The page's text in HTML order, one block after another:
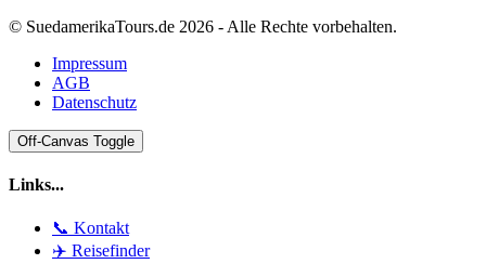
© SuedamerikaTours.de 2026 - Alle Rechte vorbehalten.
Impressum
AGB
Datenschutz
Off-Canvas Toggle
Links...
📞 Kontakt
✈️ Reisefinder